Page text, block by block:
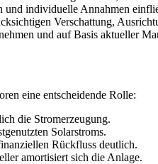
und individuelle Annahmen
Verschattung,
und auf Basis aktueller
eine entscheidende Rolle:
die Stromerzeugung.
Solarstroms.
Rückfluss deutlich.
amortisiert sich die Anlage.